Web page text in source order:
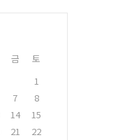
금
토
1
7
8
14
15
21
22